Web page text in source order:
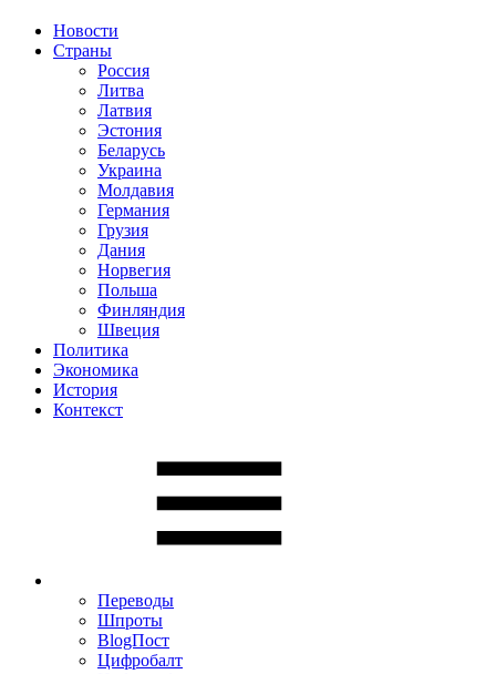
Новости
Страны
Россия
Литва
Латвия
Эстония
Беларусь
Украина
Молдавия
Германия
Грузия
Дания
Норвегия
Польша
Финляндия
Швеция
Политика
Экономика
История
Контекст
Переводы
Шпроты
BlogПост
Цифробалт